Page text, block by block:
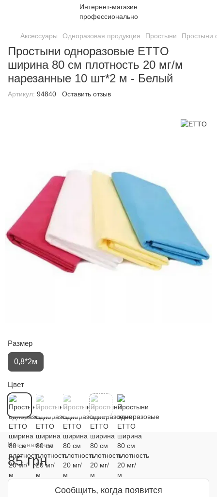
Аксессуары Одноразовая продукция Простыни Простыни
Простыни одноразовые ETTO
ширина 80 см плотность 20 мг/м
нарезанные 10 шт*2 м - Белый
Артикул: 94840 Оставить отзыв
Размер
0,8*2м
Цвет
Нет в наличии
85 грн
Сообщить, когда появится